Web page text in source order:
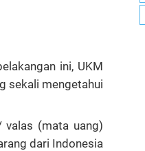
ini, UKM
sekali mengetahui
valas (mata uang)
dari Indonesia